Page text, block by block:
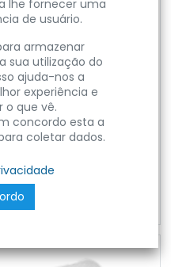
Ref:
lhe fornecer uma
de usuário.
armazenar
sua utilização do
ajuda-nos a
experiência e
o que vê.
concordo esta a
coletar dados.